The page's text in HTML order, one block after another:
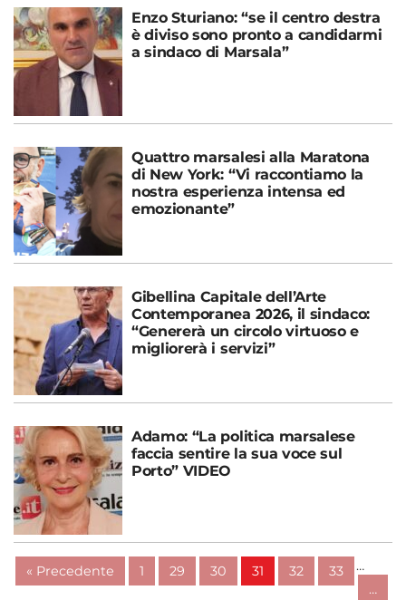
Enzo Sturiano: “se il centro destra
è diviso sono pronto a candidarmi
a sindaco di Marsala”
Quattro marsalesi alla Maratona
di New York: “Vi raccontiamo la
nostra esperienza intensa ed
emozionante”
Gibellina Capitale dell’Arte
Contemporanea 2026, il sindaco:
“Genererà un circolo virtuoso e
migliorerà i servizi”
Adamo: “La politica marsalese
faccia sentire la sua voce sul
Porto” VIDEO
« Precedente 1 …
29 30 31 32
33
…